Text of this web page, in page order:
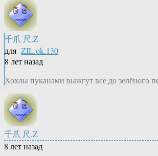
千爪 尺.Z
для ZIL.ok.130
8 лет назад
Хохлы пуканами выжгут все до зелёного
千爪 尺.Z
8 лет назад